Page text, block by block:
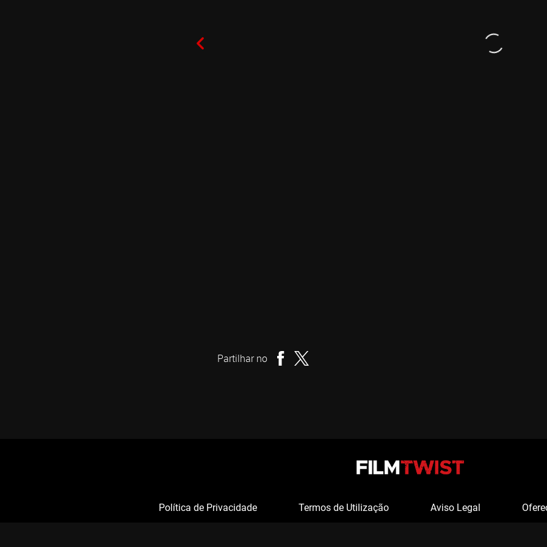
Partilhar no
Política de Privacidade Termos de Utilização Aviso Legal